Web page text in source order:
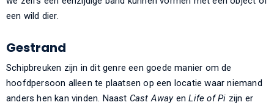
een wild dier.
Gestrand
Schipbreuken zijn in dit genre een goede manier om de
hoofdpersoon alleen te plaatsen op een locatie waar niemand
anders hen kan vinden. Naast Cast Away enLife of Pi zijn er